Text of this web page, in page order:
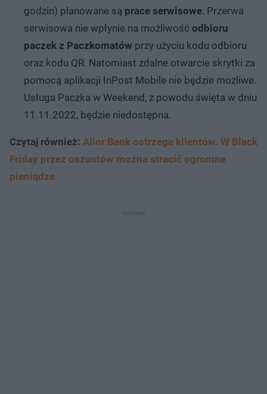
godzin) planowane są prace serwisowe. Przerwa
serwisowa nie wpłynie na możliwość odbioru
paczek z Paczkomatów przy użyciu kodu odbioru
oraz kodu QR. Natomiast zdalne otwarcie skrytki za
pomocą aplikacji InPost Mobile nie będzie możliwe.
Usługa Paczka w Weekend, z powodu święta w dniu
11.11.2022, będzie niedostępna.
Czytaj również: Alior Bank ostrzega klientów. W Black
Friday przez oszustów można stracić ogromne
pieniądze